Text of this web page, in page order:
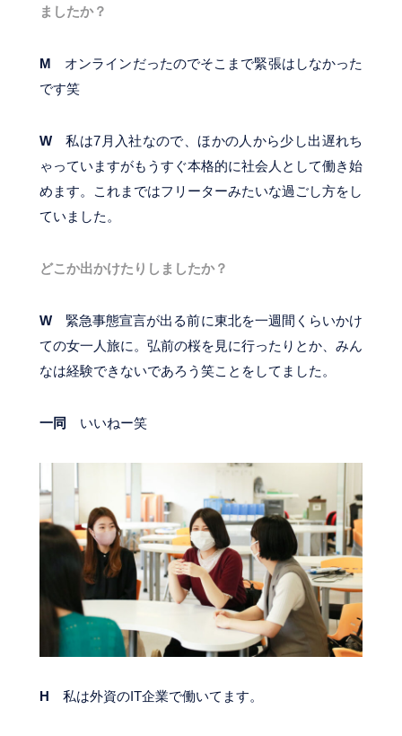
ましたか？
M オンラインだったのでそこまで緊張はしなかった
です笑
W私は7月入社なので、ほかの人から少し出遅れち
ゃっていますがもうすぐ本格的に社会人として働き始
めます。これまではフリーターみたいな過ごし方をし
ていました。
どこか出かけたりしましたか？
W緊急事態宣言が出る前に東北を一週間くらいかけ
ての女一人旅に。弘前の桜を見に行ったりとか、みん
なは経験できないであろう笑ことをしてました。
一同 いいねー笑
H 私は外資のIT企業で働いてます。